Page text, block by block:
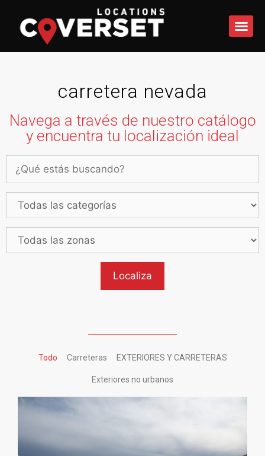
carretera nevada
Navega a través de nuestro catálogo
y encuentra tu localización ideal
Todo Carreteras EXTERIORES Y CARRETERAS
Exteriores no urbanos